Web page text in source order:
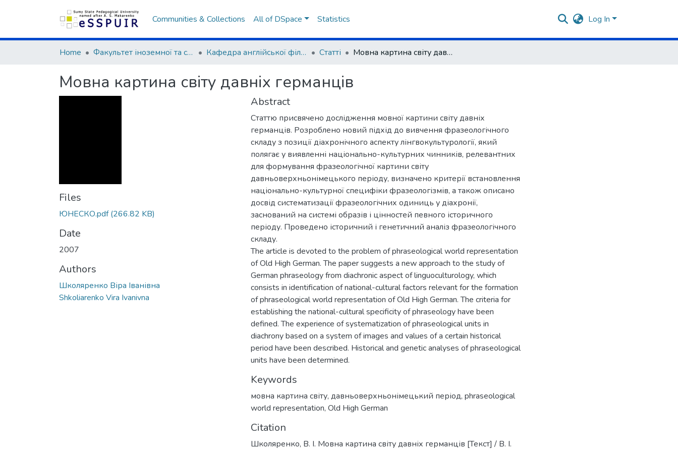
Communities & Collections All of DSpace Statistics Log In
Home Факультет іноземної та слов’янської філології Кафедра англійської філології та лінгводидактики Статті Мовна картина світу давніх германців
Мовна картина світу давніх германців
Files
ЮНЕСКО.pdf(266.82 KB)
Date
2007
Authors
Школяренко Віра Іванівна
Shkoliarenko Vira Ivanivna
Abstract
Статтю присвячено дослідження мовної картини світу давніх
германців. Розроблено новий підхід до вивчення фразеологічного
складу з позиції діахронічного аспекту лінгвокультурології, який
полягає у виявленні національно-культурних чинників, релевантних
для формування фразеологічної картини світу
давньоверхньонімецького періоду, визначено критерії встановлення
національно-культурної специфіки фразеологізмів, а також описано
досвід систематизації фразеологічних одиниць у діахронії,
заснований на системі образів і цінностей певного історичного
періоду. Проведено історичний і генетичний аналіз фразеологічного
складу.
The article is devoted to the problem of phraseological world representation
of Old High German. The paper suggests a new approach to the study of
German phraseology from diachronic aspect of linguoculturology, which
consists in identification of national-cultural factors relevant for the formation
of phraseological world representation of Old High German. The criteria for
establishing the national-cultural specificity of phraseology have been
defined. The experience of systematization of phraseological units in
diachrony based on a system of images and values of a certain historical
period have been described. Historical and genetic analyses of phraseological
units have been determined.
Keywords
мовна картина світу, давньоверхньонімецький період, phraseological
world representation, Old High German
Citation
Школяренко, В. І. Мовна картина світу давніх германців [Текст] / В. І.